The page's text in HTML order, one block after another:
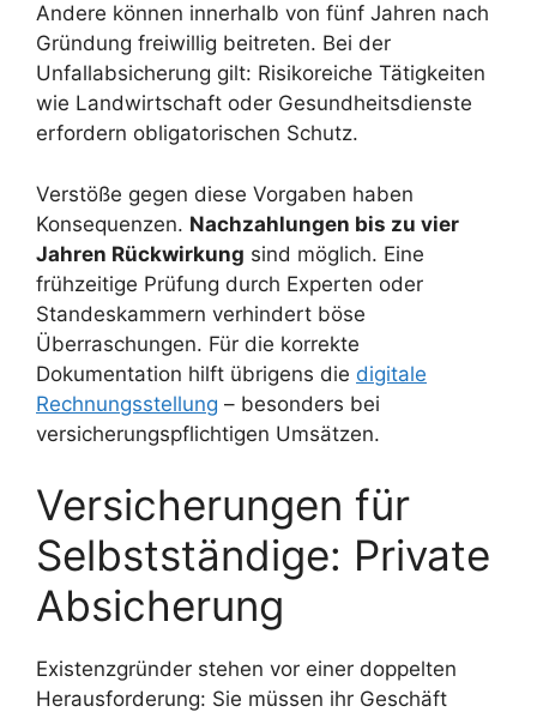
Andere können innerhalb von fünf Jahren nach
Gründung freiwillig beitreten. Bei der
Unfallabsicherung gilt: Risikoreiche Tätigkeiten
wie Landwirtschaft oder Gesundheitsdienste
erfordern obligatorischen Schutz.
Verstöße gegen diese Vorgaben haben
Konsequenzen. Nachzahlungen bis zu vier
Jahren Rückwirkung sind möglich. Eine
frühzeitige Prüfung durch Experten oder
Standeskammern verhindert böse
Überraschungen. Für die korrekte
Dokumentation hilft übrigens die digitale
Rechnungsstellung – besonders bei
versicherungspflichtigen Umsätzen.
Versicherungen für
Selbstständige: Private
Absicherung
Existenzgründer stehen vor einer doppelten
Herausforderung: Sie müssen ihr Geschäft